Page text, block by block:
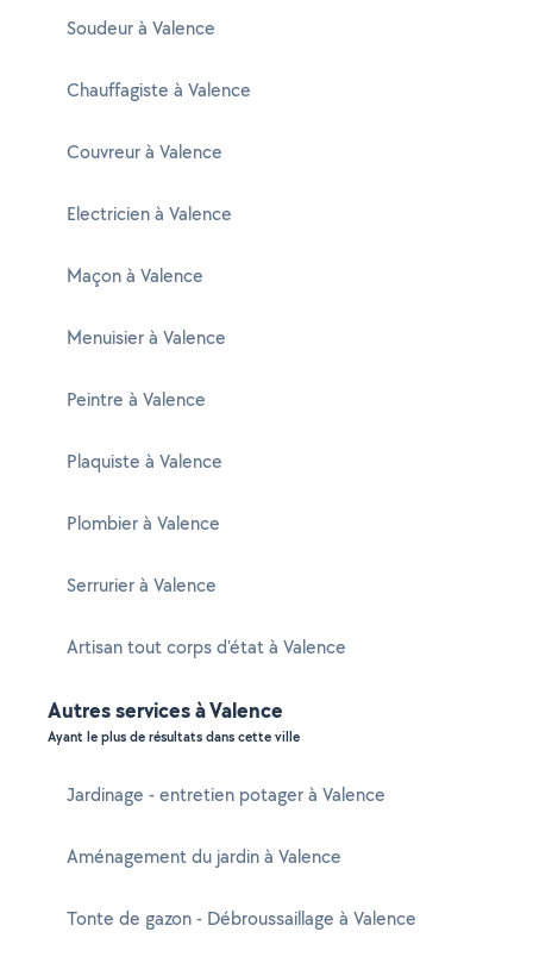
Soudeur à Valence
Chauffagiste à Valence
Couvreur à Valence
Electricien à Valence
Maçon à Valence
Menuisier à Valence
Peintre à Valence
Plaquiste à Valence
Plombier à Valence
Serrurier à Valence
Artisan tout corps d'état à Valence
Autres services à Valence
Ayant le plus de résultats dans cette ville
Jardinage - entretien potager à Valence
Aménagement du jardin à Valence
Tonte de gazon - Débroussaillage à Valence